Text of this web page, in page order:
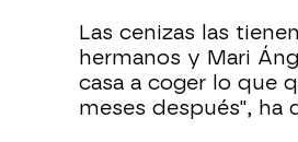
Las cenizas las tienen
hermanos y Mari
casa a coger lo que
meses después", ha